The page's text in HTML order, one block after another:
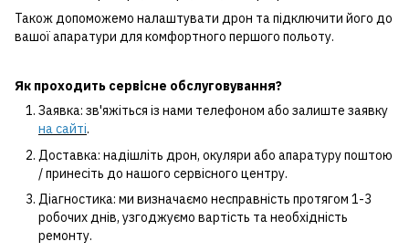
Також допоможемо налаштувати дрон та підключити його до
вашої апаратури для комфортного першого польоту.
Як проходить сервісне обслуговування?
Заявка: зв'яжіться із нами телефоном або залиште заявку
на сайті.
Доставка: надішліть дрон, окуляри або апаратуру поштою
/ принесіть до нашого сервісного центру.
Діагностика: ми визначаємо несправність протягом 1-3
робочих днів, узгоджуємо вартість та необхідність
ремонту.